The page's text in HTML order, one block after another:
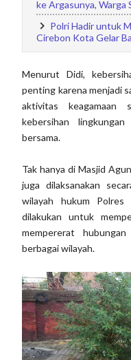
ke Argasunya, Warga
Polri Hadir untuk
Cirebon Kota Gelar
Menurut Didi,
penting karena menjadi
aktivitas keagamaan
kebersihan
bersama.
Tak hanya di Masjid
juga dilaksanakan
wilayah hukum
dilakukan untuk
mempererat
berbagai wilayah.